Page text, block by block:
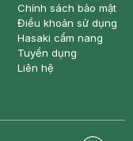
Chính sách bảo mật
Điều khoản sử dụng
Hasaki cẩm nang
Tuyển dụng
Liên hệ